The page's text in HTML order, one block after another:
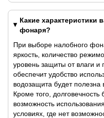
Какие
фонаря?
При выборе налобного
яркость, количество
уровень защиты от влаги и
обеспечит удобство
водозащита будет полезна
Кроме того,
возможность
условиях, где нет